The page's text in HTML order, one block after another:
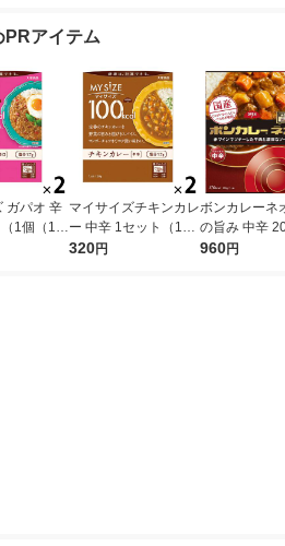
PRアイテム
ガパオ 辛
1個（10
100kcal
マイサイズチキンカレ
ー 中辛 1セット（1個
（100g）×2） 100k
320円
ボンカレーネ
の旨み 中辛
ット（1個×3
960円